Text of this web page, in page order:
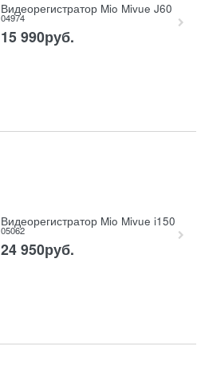
Видеорегистратор Mio Mivue J60
04974
15 990руб.
Видеорегистратор Mio Mivue i150
05062
24 950руб.